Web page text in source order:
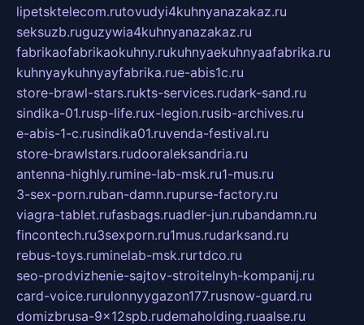
lipetsktelecom.rutovudyi4kuhnyanazakaz.ru
seksuzb.ruguzywia4kuhnyanazakaz.ru
fabrikaofabrikaokuhny.rukuhnyaekuhnyaafabrika.ru
kuhnyaykuhnyayfabrika.rue-abis1c.ru
store-brawl-stars.rukts-services.rudark-sand.ru
sindika-01.rusp-life.rux-legion.rusib-archives.ru
e-abis-1-c.rusindika01.ruvenda-festival.ru
store-brawlstars.rudooraleksandria.ru
antenna-highly.rumine-lab-msk.ru1-mus.ru
3-sex-porn.ruban-damn.rupurse-factory.ru
viagra-tablet.rufasbags.ruadler-jun.rubandamn.ru
fincontech.ru3sexporn.ru1mus.rudarksand.ru
rebus-toys.ruminelab-msk.rurtdco.ru
seo-prodvizhenie-sajtov-stroitelnyh-kompanij.ru
card-voice.rurulonnyygazon177.rusnow-guard.ru
domizbrusa-9x12spb.rudemaholding.ruaalse.ru